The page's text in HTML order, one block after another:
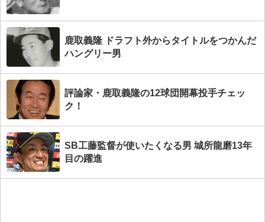
鹿取義隆 ドラフト外からタイトルをつかんだ
ハングリー男
評論家・鹿取義隆の12球団開幕投手チェッ
ク！
SB工藤監督が使いたくなる男 城所龍磨13年
目の躍進